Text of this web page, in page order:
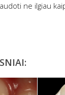
ne ilgiau